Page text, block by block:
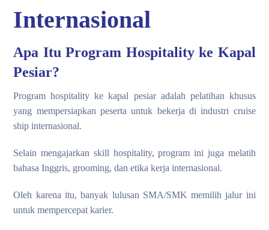
Internasional
Apa Itu Program Hospitality ke Kapal
Pesiar?
Program hospitality ke kapal pesiar adalah pelatihan khusus
yang mempersiapkan peserta untuk bekerja di industri cruise
ship internasional.
Selain mengajarkan skill hospitality, program ini juga melatih
bahasa Inggris, grooming, dan etika kerja internasional.
Oleh karena itu, banyak lulusan SMA/SMK memilih jalur ini
untuk mempercepat karier.